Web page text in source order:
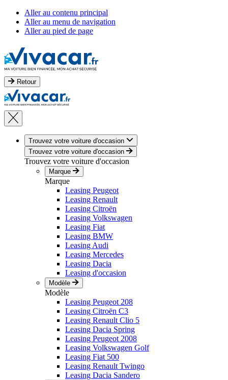
Aller au contenu principal
Aller au menu de navigation
Aller au pied de page
Retour
Trouvez votre voiture d'occasion
Trouvez votre voiture d'occasion
Trouvez votre voiture d'occasion
Marque
Marque
Leasing Peugeot
Leasing Renault
Leasing Citroën
Leasing Volkswagen
Leasing Fiat
Leasing BMW
Leasing Audi
Leasing Mercedes
Leasing Dacia
Leasing d'occasion
Modèle
Modèle
Leasing Peugeot 208
Leasing Citroën C3
Leasing Renault Clio 5
Leasing Dacia Spring
Leasing Peugeot 2008
Leasing Volkswagen Golf
Leasing Fiat 500
Leasing Renault Twingo
Leasing Dacia Sandero